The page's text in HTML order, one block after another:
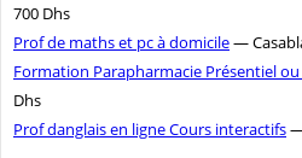
700 Dhs
Prof de maths et pc à domicile—
Formation Parapharmacie Présentiel
Dhs
Prof danglais en ligne Cours interactifs